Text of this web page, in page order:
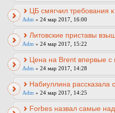
ЦБ смягчил требования
Adm » 24 мар 2017, 16:00
Литовские приставы
Adm » 24 мар 2017, 15:22
Цена на Brent впервые с
Adm » 24 мар 2017, 14:28
Набиуллина рассказала
Adm » 24 мар 2017, 14:25
Forbes назвал самые